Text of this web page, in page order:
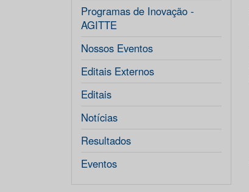
Programas de Inovação -
AGITTE
Nossos Eventos
Editais Externos
Editais
Notícias
Resultados
Eventos